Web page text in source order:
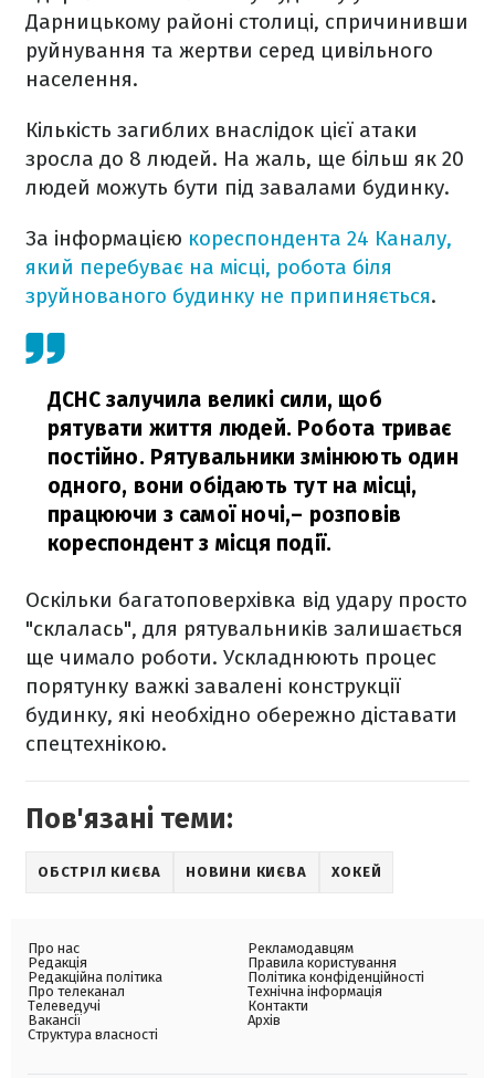
Дарницькому районі столиці, спричинивши
руйнування та жертви серед цивільного
населення.
Кількість загиблих внаслідок цієї атаки
зросла до 8 людей. На жаль, ще більш як 20
людей можуть бути під завалами будинку.
За інформацією кореспондента 24 Каналу,
який перебуває на місці, робота біля
зруйнованого будинку не припиняється.
ДСНС залучила великі сили, щоб
рятувати життя людей. Робота триває
постійно. Рятувальники змінюють один
одного, вони обідають тут на місці,
працюючи з самої ночі,– розповів
кореспондент з місця події.
Оскільки багатоповерхівка від удару просто
"склалась", для рятувальників залишається
ще чимало роботи. Ускладнюють процес
порятунку важкі завалені конструкції
будинку, які необхідно обережно діставати
спецтехнікою.
Пов'язані теми:
ОБСТРІЛ КИЄВА НОВИНИ КИЄВА ХОКЕЙ
Про нас
Редакція
Редакційна політика
Про телеканал
Телеведучі
Вакансії
Структура власності
Рекламодавцям
Правила користування
Політика конфіденційності
Технічна інформація
Контакти
Архів